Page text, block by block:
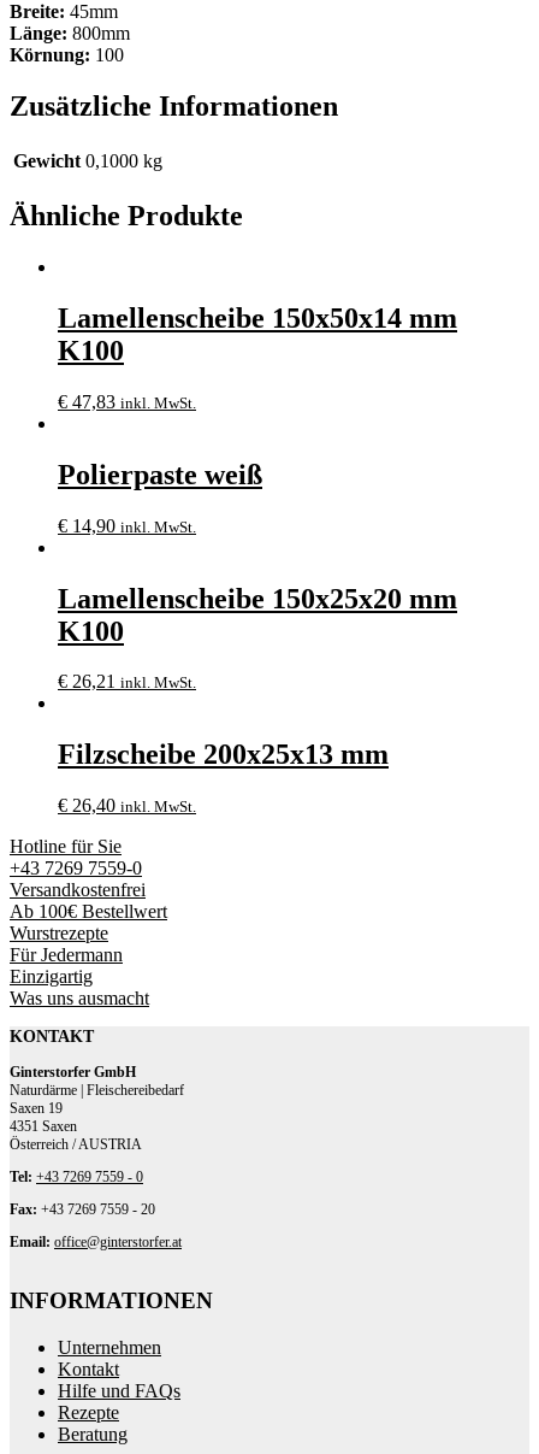
Breite: 45mm
Länge: 800mm
Körnung: 100
Zusätzliche Informationen
Gewicht 0,1000 kg
Ähnliche Produkte
Lamellenscheibe 150x50x14 mm
K100
€ 47,83 inkl. MwSt.
Polierpaste weiß
€ 14,90 inkl. MwSt.
Lamellenscheibe 150x25x20 mm
K100
€ 26,21 inkl. MwSt.
Filzscheibe 200x25x13 mm
€ 26,40 inkl. MwSt.
Hotline für Sie
+43 7269 7559-0
Versandkostenfrei
Ab 100€ Bestellwert
Wurstrezepte
Für Jedermann
Einzigartig
Was uns ausmacht
KONTAKT
Ginterstorfer GmbH
Naturdärme | Fleischereibedarf
Saxen 19
4351 Saxen
Österreich / AUSTRIA
Tel: +43 7269 7559 - 0
Fax: +43 7269 7559 - 20
Email: office@ginterstorfer.at
INFORMATIONEN
Unternehmen
Kontakt
Hilfe und FAQs
Rezepte
Beratung